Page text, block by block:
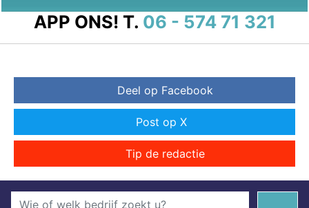
APP ONS! T. 06 - 574 71 321
Deel op Facebook
Post op X
Tip de redactie